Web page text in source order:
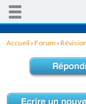
Accueil › Forum ›